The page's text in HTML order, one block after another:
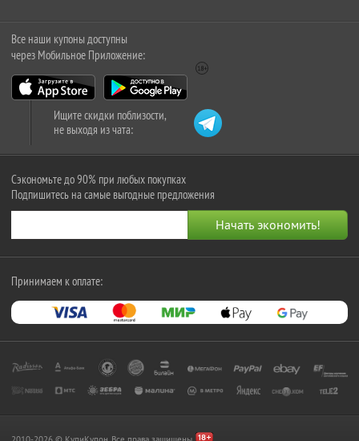
Все наши купоны доступны
через Мобильное Приложение:
Ищите скидки поблизости,
не выходя из чата:
Сэкономьте до 90% при любых покупках
Подпишитесь на самые выгодные предложения
Принимаем к оплате: